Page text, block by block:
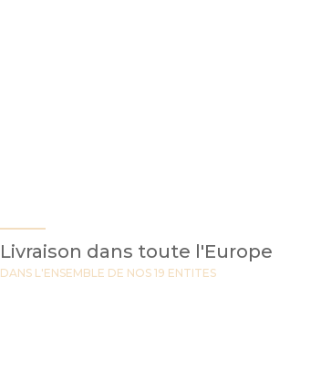
Livraison dans toute l'Europe
DANS L'ENSEMBLE DE NOS 19 ENTITES